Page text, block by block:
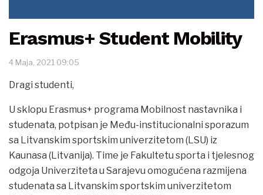
Erasmus+ Student Mobility
4 Maja, 2021 09:05
Dragi studenti,
U sklopu Erasmus+ programa Mobilnost nastavnika i
studenata, potpisan je Među-institucionalni sporazum
sa Litvanskim sportskim univerzitetom (LSU) iz
Kaunasa (Litvanija). Time je Fakultetu sporta i tjelesnog
odgoja Univerziteta u Sarajevu omogućena razmijena
studenata sa Litvanskim sportskim univerzitetom